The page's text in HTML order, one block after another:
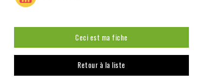
Ceci est ma fiche
Retour à la liste